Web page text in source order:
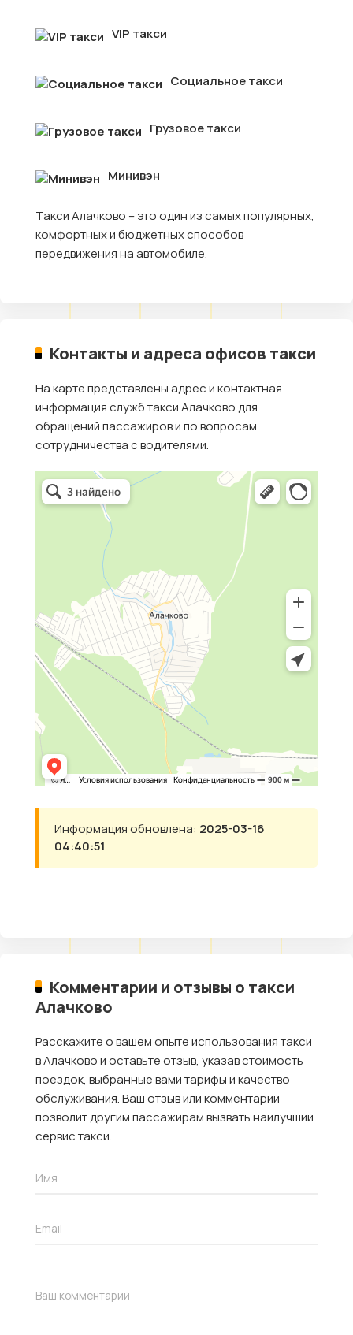
VIP такси
Социальное такси
Грузовое такси
Минивэн
Такси Алачково – это один из самых популярных,
комфортных и бюджетных способов
передвижения на автомобиле.
Контакты и адреса офисов такси
На карте представлены адрес и контактная
информация служб такси Алачково для
обращений пассажиров и по вопросам
сотрудничества с водителями.
Информация обновлена: 2025-03-16
04:40:51
Комментарии и отзывы о такси
Алачково
Расскажите о вашем опыте использования такси
в Алачково и оставьте отзыв, указав стоимость
поездок, выбранные вами тарифы и качество
обслуживания. Ваш отзыв или комментарий
позволит другим пассажирам вызвать наилучший
сервис такси.